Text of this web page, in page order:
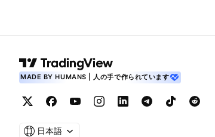
MADE BY HUMANS | 人の手で作られています
日本語